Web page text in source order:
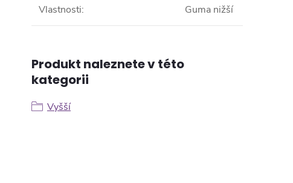
Vlastnosti: Guma nižší
Produkt naleznete v této
kategorii
Vyšší